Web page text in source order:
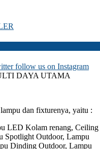
follow us on Instagram
DAYA UTAMA
dan fixturenya, yaitu :
LED Kolam renang, Ceiling
Spotlight Outdoor, Lampu
Dinding Outdoor, Lampu